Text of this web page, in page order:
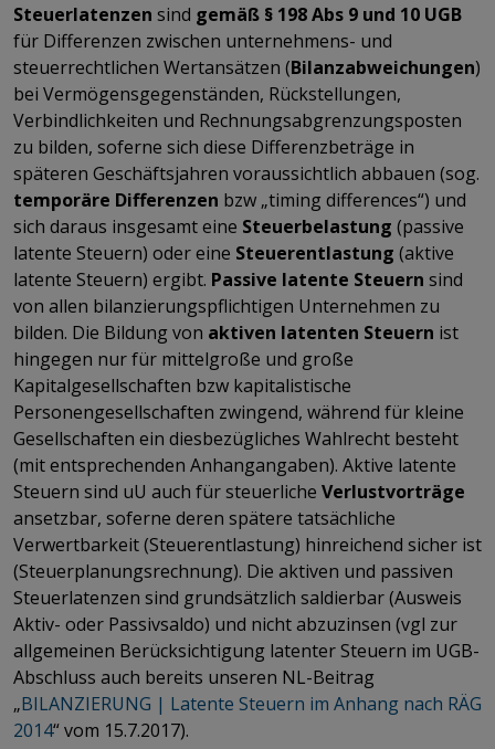
Steuerlatenzen sind gemäß § 198 Abs 9 und 10 UGB
für Differenzen zwischen unternehmens- und
steuerrechtlichen Wertansätzen (Bilanzabweichungen)
bei Vermögensgegenständen, Rückstellungen,
Verbindlichkeiten und Rechnungsabgrenzungsposten
zu bilden, soferne sich diese Differenzbeträge in
späteren Geschäftsjahren voraussichtlich abbauen (sog.
temporäre Differenzen bzw „timing differences“) und
sich daraus insgesamt eine Steuerbelastung (passive
latente Steuern) oder eine Steuerentlastung (aktive
latente Steuern) ergibt. Passive latente Steuern sind
von allen bilanzierungspflichtigen Unternehmen zu
bilden. Die Bildung von aktiven latenten Steuern ist
hingegen nur für mittelgroße und große
Kapitalgesellschaften bzw kapitalistische
Personengesellschaften zwingend, während für kleine
Gesellschaften ein diesbezügliches Wahlrecht besteht
(mit entsprechenden Anhangangaben). Aktive latente
Steuern sind uU auch für steuerliche Verlustvorträge
ansetzbar, soferne deren spätere tatsächliche
Verwertbarkeit (Steuerentlastung) hinreichend sicher ist
(Steuerplanungsrechnung). Die aktiven und passiven
Steuerlatenzen sind grundsätzlich saldierbar (Ausweis
Aktiv- oder Passivsaldo) und nicht abzuzinsen (vgl zur
allgemeinen Berücksichtigung latenter Steuern im UGB-
Abschluss auch bereits unseren NL-Beitrag
„BILANZIERUNG | Latente Steuern im Anhang nach RÄG
2014“ vom 15.7.2017).